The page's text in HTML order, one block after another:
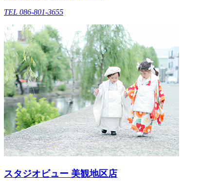
TEL 086-801-3655
スタジオビュー 美観地区店